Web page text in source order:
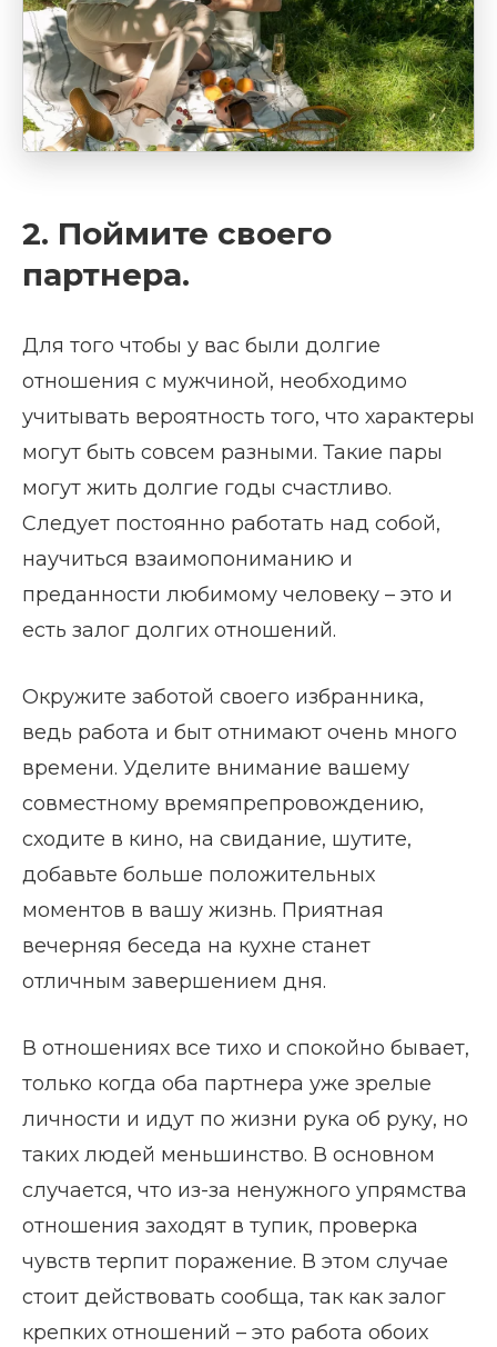
2. Поймите своего
партнера.
Для того чтобы у вас были долгие
отношения с мужчиной, необходимо
учитывать вероятность того, что характеры
могут быть совсем разными. Такие пары
могут жить долгие годы счастливо.
Следует постоянно работать над собой,
научиться взаимопониманию и
преданности любимому человеку – это и
есть залог долгих отношений.
Окружите заботой своего избранника,
ведь работа и быт отнимают очень много
времени. Уделите внимание вашему
совместному времяпрепровождению,
сходите в кино, на свидание, шутите,
добавьте больше положительных
моментов в вашу жизнь. Приятная
вечерняя беседа на кухне станет
отличным завершением дня.
В отношениях все тихо и спокойно бывает,
только когда оба партнера уже зрелые
личности и идут по жизни рука об руку, но
таких людей меньшинство. В основном
случается, что из-за ненужного упрямства
отношения заходят в тупик, проверка
чувств терпит поражение. В этом случае
стоит действовать сообща, так как залог
крепких отношений – это работа обоих